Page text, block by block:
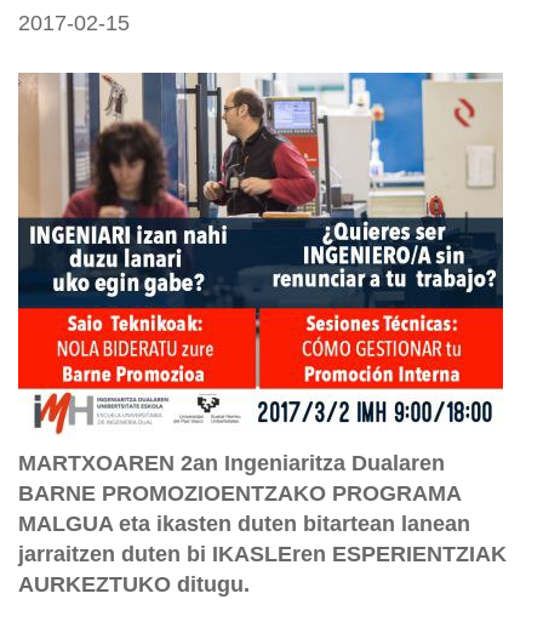
2017-02-15
MARTXOAREN 2an Ingeniaritza Dualaren
BARNE PROMOZIOENTZAKO PROGRAMA
MALGUA eta ikasten duten bitartean lanean
jarraitzen duten bi IKASLEren ESPERIENTZIAK
AURKEZTUKO ditugu.